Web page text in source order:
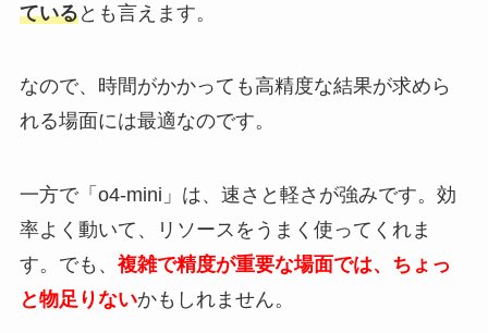
ているとも言えます。
なので、時間がかかっても高精度な結果が求めら
れる場面には最適なのです。
一方で「o4-mini」は、速さと軽さが強みです。効
率よく動いて、リソースをうまく使ってくれま
す。でも、 複雑で精度が重要な場面では、ちょっ
と物足りないかもしれません。